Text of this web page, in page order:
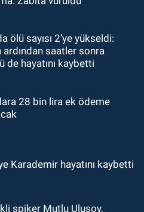
ölü sayısı 2’ye yükseldi:
ardından saatler sonra
de hayatını kaybetti
28 bin lira ek ödeme
Karademir hayatını kaybetti
spiker Mutlu Ulusoy,